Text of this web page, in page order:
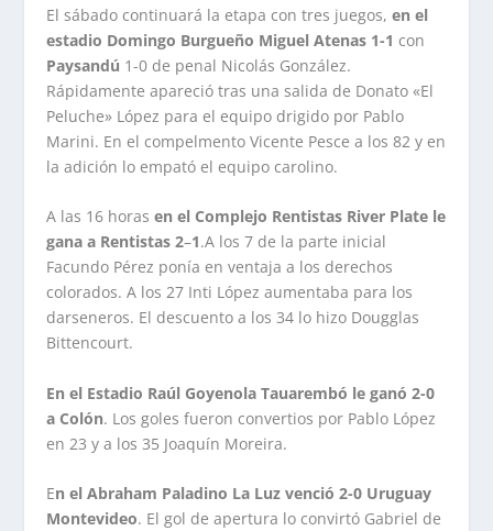
El sábado continuará la etapa con tres juegos,en el
estadio Domingo Burgueño Miguel Atenas 1-1 con
Paysandú 1-0 de penal Nicolás González.
Rápidamente apareció tras una salida de Donato «El
Peluche» López para el equipo drigido por Pablo
Marini. En el compelmento Vicente Pesce a los 82 y en
la adición lo empató el equipo carolino.
A las 16 horasen el Complejo Rentistas River Plate le
gana a Rentistas 2–1.A los 7 de la parte inicial
Facundo Pérez ponía en ventaja a los derechos
colorados. A los 27 Inti López aumentaba para los
darseneros. El descuento a los 34 lo hizo Dougglas
Bittencourt.
En el Estadio Raúl Goyenola Tauarembó le ganó 2-0
a Colón. Los goles fueron convertios por Pablo López
en 23 y a los 35 Joaquín Moreira.
En el Abraham Paladino La Luz venció 2-0 Uruguay
Montevideo. El gol de apertura lo convirtó Gabriel de